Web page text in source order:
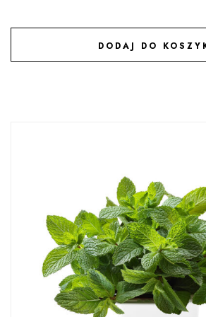
DODAJ DO
DODAJ DO